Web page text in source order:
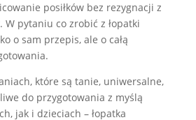
posiłków bez rezygnacji z
W pytaniu co zrobić z łopatki
o sam przepis, ale o całą
które są tanie, uniwersalne,
do przygotowania z myślą
jak i dzieciach – łopatka